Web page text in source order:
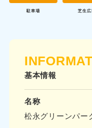
駐車場 芝生広
基本情報
名称
松永グリーンパー